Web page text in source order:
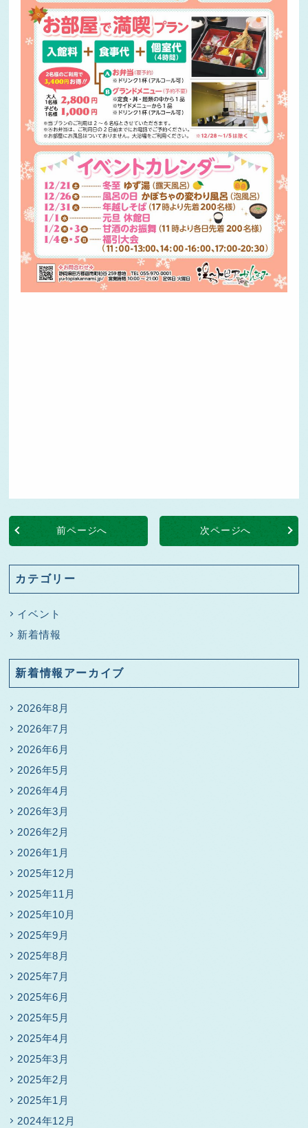
前ページへ 次ページへ
カテゴリー
イベント
新着情報
新着情報アーカイブ
2026年8月
2026年7月
2026年6月
2026年5月
2026年4月
2026年3月
2026年2月
2026年1月
2025年12月
2025年11月
2025年10月
2025年9月
2025年8月
2025年7月
2025年6月
2025年5月
2025年4月
2025年3月
2025年2月
2025年1月
2024年12月